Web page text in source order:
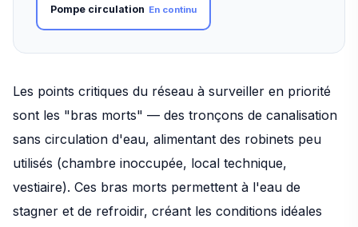
Pompe circulation En continu
Les points critiques du réseau à surveiller en priorité
sont les "bras morts" — des tronçons de canalisation
sans circulation d'eau, alimentant des robinets peu
utilisés (chambre inoccupée, local technique,
vestiaire). Ces bras morts permettent à l'eau de
stagner et de refroidir, créant les conditions idéales